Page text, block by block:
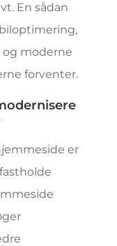
En sådan
moderne
forventer.
er